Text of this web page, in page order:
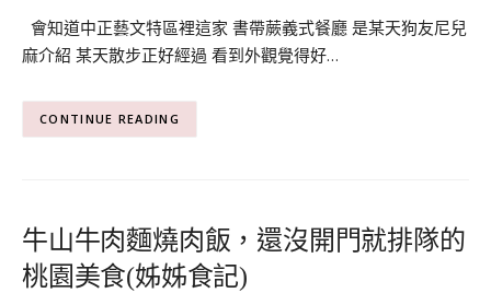
會知道中正藝文特區裡這家 書帶蕨義式餐廳 是某天狗友尼兒
麻介紹 某天散步正好經過 看到外觀覺得好…
CONTINUE READING
牛山牛肉麵燒肉飯，還沒開門就排隊的
桃園美食(姊姊食記)